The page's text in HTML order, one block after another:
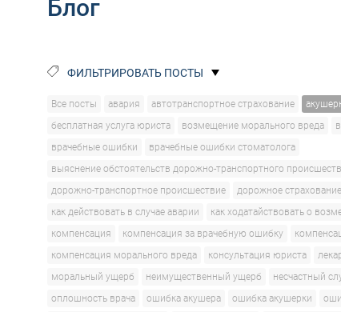
Блог
ФИЛЬТРИРОВАТЬ ПОСТЫ
Все посты авария автотранспортное страхование
бесплатная услуга юриста
возмещение морального вреда
врачебные ошибки
врачебные ошибки стоматолога
выяснение обстоятельств дорожно-транспортного
дорожно-транспортное происшествие
дорожное страхование
как действовать в случае аварии
как ходатайствовать о
компенсация
компенсация за врачебную ошибку
компенсация морального вреда
консультация юриста
моральный ущерб
неимущественный ущерб несчастный
оплошность врача
ошибка акушера ошибка акушерки